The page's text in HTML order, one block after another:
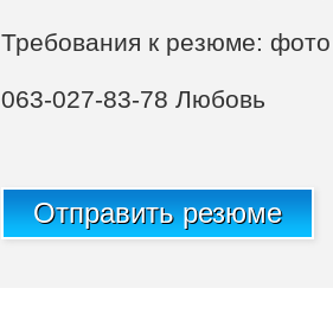
Требования к резюме:
063-027-83-78 Любовь
Отправить резюме